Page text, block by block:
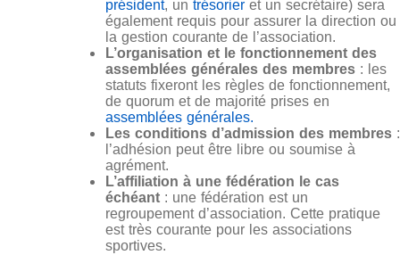
président, un trésorier et un secrétaire) sera
également requis pour assurer la direction ou
la gestion courante de l’association.
L’organisation et le fonctionnement des
assemblées générales des membres : les
statuts fixeront les règles de fonctionnement,
de quorum et de majorité prises en
assemblées générales.
Les conditions d’admission des membres :
l’adhésion peut être libre ou soumise à
agrément.
L’affiliation à une fédération le cas
échéant : une fédération est un
regroupement d’association. Cette pratique
est très courante pour les associations
sportives.